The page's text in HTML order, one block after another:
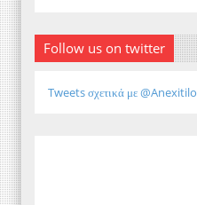
Follow us on twitter
Tweets σχετικά με @Anexitilo